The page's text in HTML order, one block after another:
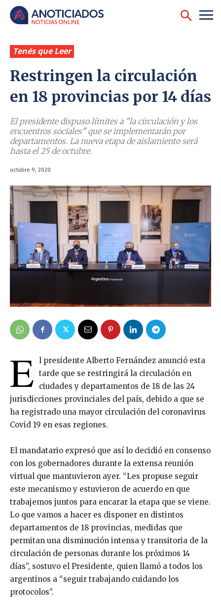
Tenés que Leer
Restringen la circulación
en 18 provincias por 14 días
El presidente dispuso límites a "la circulación y los
encuentros sociales" que se implementarán por
departamentos. La nueva etapa de aislamiento será
hasta el 25 de octubre.
octubre 9, 2020
E l presidente Alberto Fernández anunció esta
tarde que se restringirá la circulación en
ciudades y departamentos de 18 de las 24
jurisdicciones provinciales del país, debido a que se
ha registrado una mayor circulación del coronavirus
Covid 19 en esas regiones.
El mandatario expresó que así lo decidió en consenso
con los gobernadores durante la extensa reunión
virtual que mantuvieron ayer. “Les propuse seguir
este mecanismo y estuvieron de acuerdo en que
trabajemos juntos para encarar la etapa que se viene.
Lo que vamos a hacer es disponer en distintos
departamentos de 18 provincias, medidas que
permitan una disminución intensa y transitoria de la
circulación de personas durante los próximos 14
días”, sostuvo el Presidente, quien llamó a todos los
argentinos a “seguir trabajando cuidando los
protocolos”.